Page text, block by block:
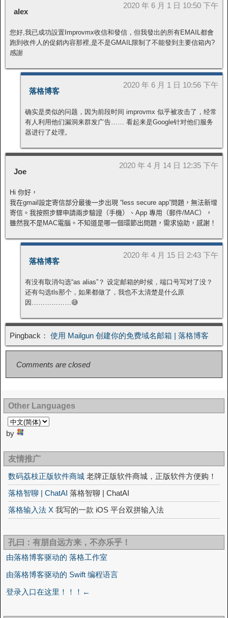
alex
2020 年 6 月 1 日 10:50 下午
您好,我已成功設置Improvmx收信和發信，但我發出的所有EMAIL都會
跑到收件人的促銷內容那裡,是不是GMAIL限制了不能發到主要信箱內?
感謝
落格博客
2020 年 6 月 1 日 10:56 下午
确实是类似的问题，因为前段时间 improvmx 似乎被攻击了，经常
有人利用他们漏洞来群发广告…… 看起来是Google针对他们服务
器进行了处理。
Joe
2020 年 4 月 14 日 12:35 下午
Hi 你好，
我在gmail設定寄信部分最後一步出現 “less secure app”問題，無法新增
寄信。我按照步驟申請兩步驗證（手機）、App 專用（郵件/MAC），
雖然我不是MAC電腦。不知道是哪一個環節出問題，需求協助，感謝！
落格博客
2020 年 4 月 15 日 2:43 下午
有没有取消勾选“as alias”？ 设定邮箱的时候，端口号写对了没？
还有勾选tls那个，如果都做了，我也不太清楚是什么原
因………………😅
Pingback： 使用 Mailgun 创建你的免费域名邮箱 | 落格博客
Comments are closed
Other Languages
by
友情推广
数码荔枝正版软件商城 老牌正版软件商城，正版软件方便购！
落格智聊 | ChatAI 落格智聊 | ChatAI
落格输入法 X 我写的一款 iOS 平台双拼输入法
孔曰：有朋自远方来，不亦乐乎！
由落格博客驱动的 落格工作室
由落格博客驱动的 Swift 编程语言
登录入口在这里！！！←